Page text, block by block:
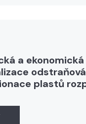
a ekonomická
plastů